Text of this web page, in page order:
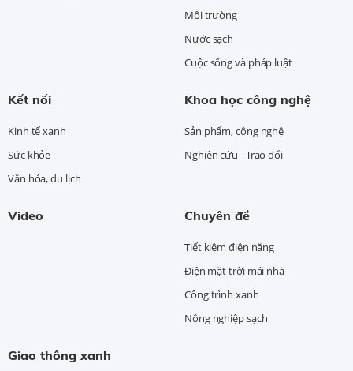
Môi trường
Nước sạch
Cuộc sống và pháp luật
Kết nối
Kinh tế xanh
Sức khỏe
Văn hóa, du lịch
Khoa học công nghệ
Sản phẩm, công nghệ
Nghiên cứu - Trao đổi
Video Chuyên đề
Tiết kiệm điện năng
Điện mặt trời mái nhà
Công trình xanh
Nông nghiệp sạch
Giao thông xanh